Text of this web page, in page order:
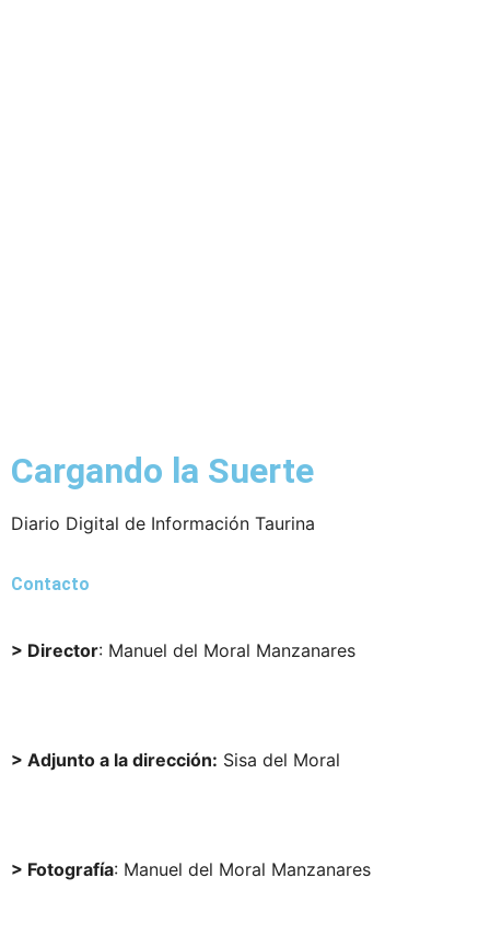
Cargando la Suerte
Diario Digital de Información Taurina
Contacto
> Director: Manuel del Moral Manzanares
> Adjunto a la dirección: Sisa del Moral
> Fotografía: Manuel del Moral Manzanares